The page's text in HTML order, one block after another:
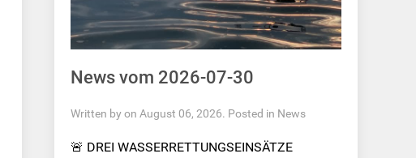
News vom 2026-07-30
Written by on August 06, 2026. Posted in News
🚨 DREI WASSERRETTUNGSEINSÄTZE